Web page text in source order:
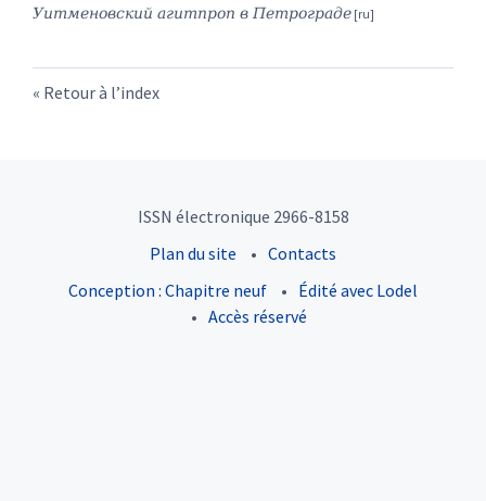
Уитменовский агитпроп в Петрограде
Retour à l’index
ISSN électronique 2966-8158
Plan du site
Contacts
Conception : Chapitre neuf
Édité avec Lodel
Accès réservé